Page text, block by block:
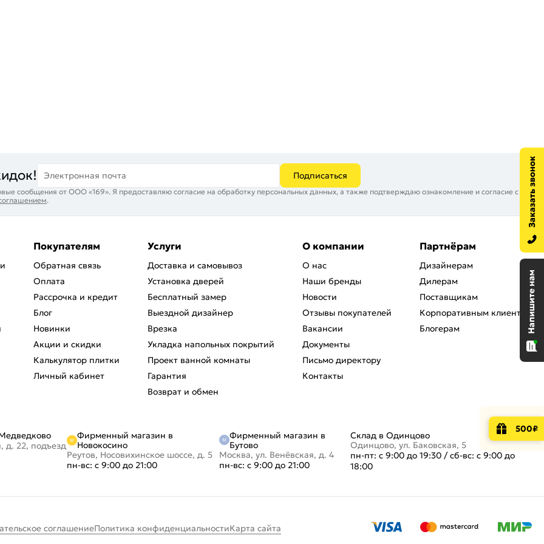
Электронная почта Подписаться
сообщения от ООО «169». Я предоставляю согласие на обработку персональных данных, а также подтверждаю ознакомление и согласие с
.
Покупателям
Обратная связь
Оплата
Рассрочка и кредит
Блог
Новинки
Акции и скидки
Калькулятор плитки
Личный кабинет
Услуги
Доставка и самовывоз
Установка дверей
Бесплатный замер
Выездной дизайнер
Врезка
Укладка напольных покрытий
Проект ванной комнаты
Гарантия
Возврат и обмен
О компании
О нас
Наши бренды
Новости
Отзывы покупателей
Вакансии
Документы
Письмо директору
Контакты
Партнёрам
Дизайнерам
Дилерам
Поставщикам
Корпоративным клиентам
Блогерам
д. 22, подъезд
Фирменный магазин в
Новокосино
Реутов, Носовихинское шоссе, д. 5
пн-вс: с 9:00 до 21:00
Фирменный магазин в
Бутово
Москва, ул. Венёвская, д. 4
пн-вс: с 9:00 до 21:00
Склад в Одинцово
Одинцово, ул. Баковская, 5
пн-пт: с 9:00 до 19:30 /сб-вс: с 9:00 до
18:00
соглашениеПолитика конфиденциальностиКарта сайта
500₽